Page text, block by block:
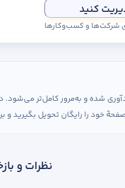
کنید
شرکت‌ها و کسب‌وکارها
شده و به‌مرور کامل‌تر
خود را رایگان تحویل بگیرید
نظرات و